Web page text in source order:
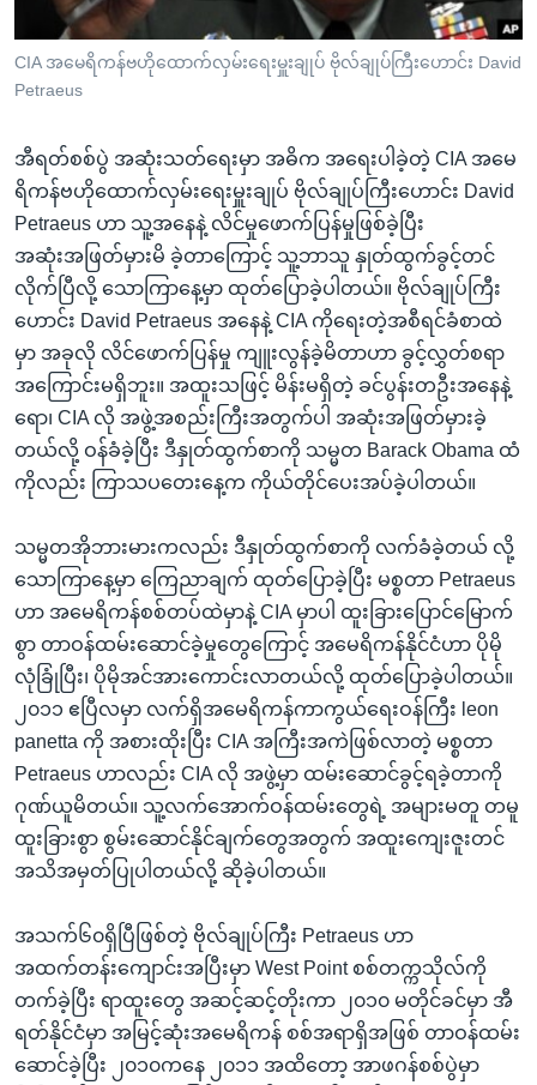
စာမျက်နှာ
သို့
ရှာဖွေ
ကျော်
ဗွီအိုအေ လူမှုကွန်ယက်များ
ဘာသာစကားများ
CIA အမေရိကန်ဗဟိုထောက်လှမ်းရေးမှူးချုပ် ဗိုလ်ချုပ်ကြီးဟောင်း David
Petraeus
အီရတ်စစ်ပွဲ အဆုံးသတ်ရေးမှာ အဓိက အရေးပါခဲ့တဲ့ CIA အမေ
ရိကန်ဗဟိုထောက်လှမ်းရေးမှူးချုပ် ဗိုလ်ချုပ်ကြီးဟောင်း David
Petraeus ဟာ သူ့အနေနဲ့ လိင်မှုဖောက်ပြန်မှုဖြစ်ခဲ့ပြီး
အဆုံးအဖြတ်မှားမိ ခဲ့တာကြောင့် သူ့ဘာသူ နှုတ်ထွက်ခွင့်တင်
လိုက်ပြီလို့ သောကြာနေ့မှာ ထုတ်ပြောခဲ့ပါတယ်။ ဗိုလ်ချုပ်ကြီး
ဟောင်း David Petraeus အနေနဲ့ CIA ကိုရေးတဲ့အစီရင်ခံစာထဲ
မှာ အခုလို လိင်ဖောက်ပြန်မှု ကျူးလွန်ခဲ့မိတာဟာ ခွင့်လွှတ်စရာ
အကြောင်းမရှိဘူး။ အထူးသဖြင့် မိန်းမရှိတဲ့ ခင်ပွန်းတဦးအနေနဲ့
ရော၊ CIA လို အဖွဲ့အစည်းကြီးအတွက်ပါ အဆုံးအဖြတ်မှားခဲ့
တယ်လို့ ဝန်ခံခဲ့ပြီး ဒီနှုတ်ထွက်စာကို သမ္မတ Barack Obama ထံ
ကိုလည်း ကြာသပတေးနေ့က ကိုယ်တိုင်ပေးအပ်ခဲ့ပါတယ်။
သမ္မတအိုဘားမားကလည်း ဒီနှုတ်ထွက်စာကို လက်ခံခဲ့တယ် လို့
သောကြာနေ့မှာ ကြေညာချက် ထုတ်ပြောခဲ့ပြီး မစ္စတာ Petraeus
ဟာ အမေရိကန်စစ်တပ်ထဲမှာနဲ့ CIA မှာပါ ထူးခြားပြောင်မြောက်
စွာ တာဝန်ထမ်းဆောင်ခဲ့မှုတွေကြောင့် အမေရိကန်နိုင်ငံဟာ ပိုမို
လုံခြုံပြီး၊ ပိုမိုအင်အားကောင်းလာတယ်လို့ ထုတ်ပြောခဲ့ပါတယ်။
၂၀၁၁ ဧပြီလမှာ လက်ရှိအမေရိကန်ကာကွယ်ရေးဝန်ကြီး leon
panetta ကို အစားထိုးပြီး CIA အကြီးအကဲဖြစ်လာတဲ့ မစ္စတာ
Petraeus ဟာလည်း CIA လို အဖွဲ့မှာ ထမ်းဆောင်ခွင့်ရခဲ့တာကို
ဂုဏ်ယူမိတယ်။ သူ့လက်အောက်ဝန်ထမ်းတွေရဲ့ အများမတူ တမူ
ထူးခြားစွာ စွမ်းဆောင်နိုင်ချက်တွေအတွက် အထူးကျေးဇူးတင်
အသိအမှတ်ပြုပါတယ်လို့ ဆိုခဲ့ပါတယ်။
အသက်၆၀ရှိပြီဖြစ်တဲ့ ဗိုလ်ချုပ်ကြီး Petraeus ဟာ
အထက်တန်းကျောင်းအပြီးမှာ West Point စစ်တက္ကသိုလ်ကို
တက်ခဲ့ပြီး ရာထူးတွေ အဆင့်ဆင့်တိုးကာ ၂၀၁၀ မတိုင်ခင်မှာ အီ
ရတ်နိုင်ငံမှာ အမြင့်ဆုံးအမေရိကန် စစ်အရာရှိအဖြစ် တာဝန်ထမ်း
ဆောင်ခဲ့ပြီး ၂၀၁၀ကနေ ၂၀၁၁ အထိတော့ အာဖဂန်စစ်ပွဲမှာ